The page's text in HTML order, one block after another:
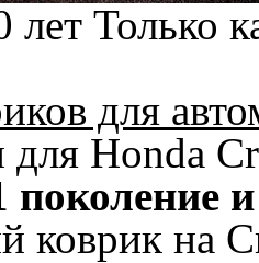
лет Только
для
для Honda
поколение
коврик на